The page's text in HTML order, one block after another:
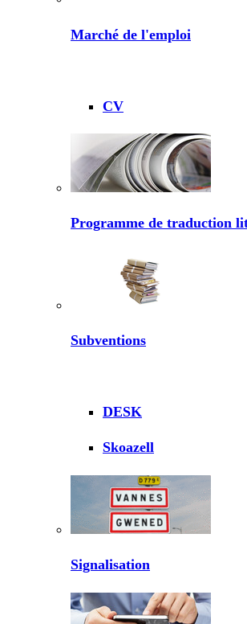
Marché de l'emploi
CV
Programme de traduction
Subventions
DESK
Skoazell
Signalisation